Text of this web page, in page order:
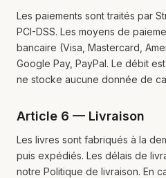
Les paiements sont traités par
PCI-DSS. Les moyens de
bancaire (Visa, Mastercard,
Google Pay, PayPal. Le débit
ne stocke aucune donnée de
Article 6 — Livraison
Les livres sont fabriqués à la
puis expédiés. Les délais de
notre Politique de livraison. En